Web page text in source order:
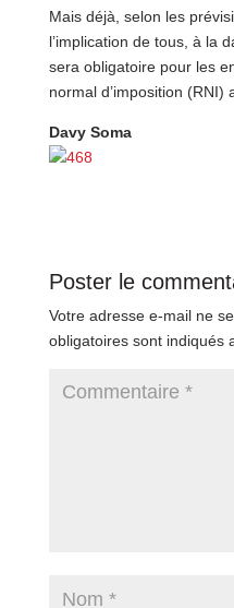
Mais déjà, selon les
l’implication de tous, à la
sera obligatoire pour les
normal d’imposition (RNI)
Davy Soma
Poster le
Votre adresse e-mail ne
obligatoires sont indiqués